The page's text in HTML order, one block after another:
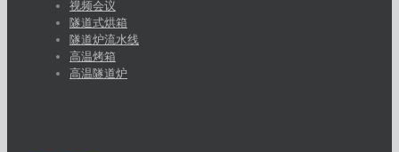
视频会议
隧道式烘箱
隧道炉流水线
高温烤箱
高温隧道炉